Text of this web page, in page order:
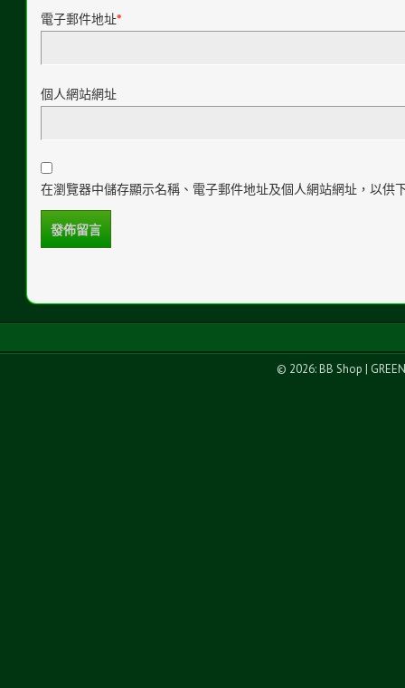
電子郵件地址*
個人網站網址
在瀏覽器中儲存顯示名稱、電子郵件地址及個人網站網址，以供
© 2026: BB Shop |